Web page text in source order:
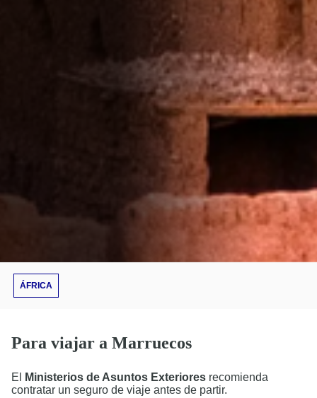
ÁFRICA
Para viajar a Marruecos
El Ministerios de Asuntos Exteriores recomienda
contratar un seguro de viaje antes de partir.